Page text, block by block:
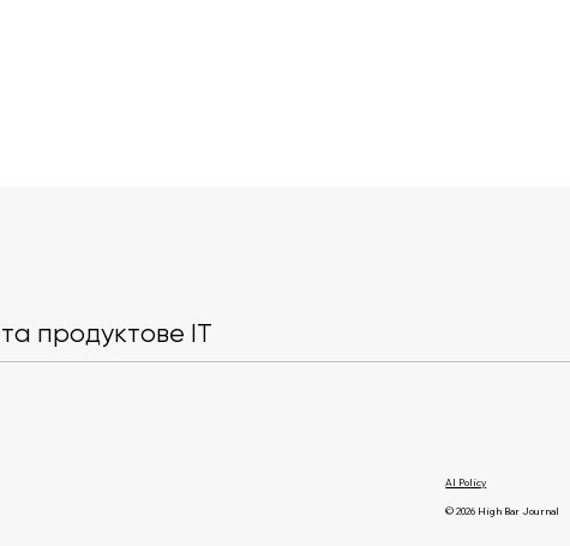
продуктове IT
AI Policy
© 2026 High Bar Journal